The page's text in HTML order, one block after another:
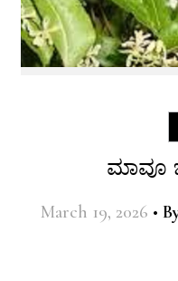
ಮಾವೂ
March 19, 2026 •